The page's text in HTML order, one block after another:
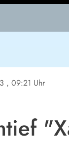
, 09:21 Uhr